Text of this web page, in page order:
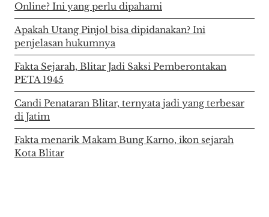
Online? Ini yang perlu dipahami
Apakah Utang Pinjol bisa dipidanakan? Ini
penjelasan hukumnya
Fakta Sejarah, Blitar Jadi Saksi Pemberontakan
PETA 1945
Candi Penataran Blitar, ternyata jadi yang terbesar
di Jatim
Fakta menarik Makam Bung Karno, ikon sejarah
Kota Blitar